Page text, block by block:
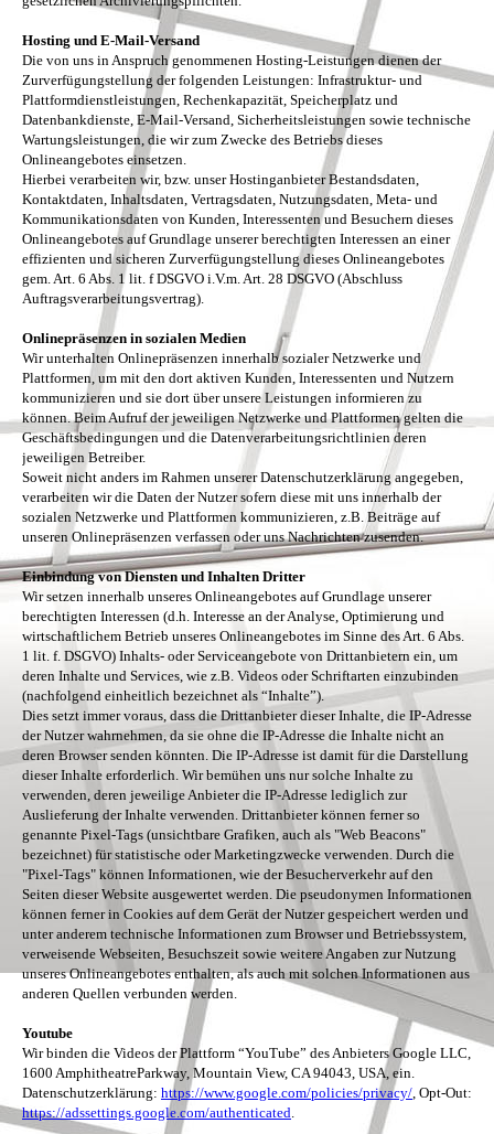
Hosting und E-Mail-Versand
Die von uns in Anspruch genommenen Hosting-Leistungen dienen der
Zurverfügungstellung der folgenden Leistungen: Infrastruktur- und
Plattformdienstleistungen, Rechenkapazität, Speicherplatz und
Datenbankdienste, E-Mail-Versand, Sicherheitsleistungen sowie technische
Wartungsleistungen, die wir zum Zwecke des Betriebs dieses
Onlineangebotes einsetzen.
Hierbei verarbeiten wir, bzw. unser Hostinganbieter Bestandsdaten,
Kontaktdaten, Inhaltsdaten, Vertragsdaten, Nutzungsdaten, Meta- und
Kommunikationsdaten von Kunden, Interessenten und Besuchern dieses
Onlineangebotes auf Grundlage unserer berechtigten Interessen an einer
effizienten und sicheren Zurverfügungstellung dieses Onlineangebotes
gem. Art. 6 Abs. 1 lit. f DSGVO i.V.m. Art. 28 DSGVO (Abschluss
Auftragsverarbeitungsvertrag).
Onlinepräsenzen in sozialen Medien
Wir unterhalten Onlinepräsenzen innerhalb sozialer Netzwerke und
Plattformen, um mit den dort aktiven Kunden, Interessenten und Nutzern
kommunizieren und sie dort über unsere Leistungen informieren zu
können. Beim Aufruf der jeweiligen Netzwerke und Plattformen gelten die
Geschäftsbedingungen und die Datenverarbeitungsrichtlinien deren
jeweiligen Betreiber.
Soweit nicht anders im Rahmen unserer Datenschutzerklärung angegeben,
verarbeiten wir die Daten der Nutzer sofern diese mit uns innerhalb der
sozialen Netzwerke und Plattformen kommunizieren, z.B. Beiträge auf
unseren Onlinepräsenzen verfassen oder uns Nachrichten zusenden.
Einbindung von Diensten und Inhalten Dritter
Wir setzen innerhalb unseres Onlineangebotes auf Grundlage unserer
berechtigten Interessen (d.h. Interesse an der Analyse, Optimierung und
wirtschaftlichem Betrieb unseres Onlineangebotes im Sinne des Art. 6 Abs.
1 lit. f. DSGVO) Inhalts- oder Serviceangebote von Drittanbietern ein, um
deren Inhalte und Services, wie z.B. Videos oder Schriftarten einzubinden
(nachfolgend einheitlich bezeichnet als “Inhalte”).
Dies setzt immer voraus, dass die Drittanbieter dieser Inhalte, die IP-Adresse
der Nutzer wahrnehmen, da sie ohne die IP-Adresse die Inhalte nicht an
deren Browser senden könnten. Die IP-Adresse ist damit für die Darstellung
dieser Inhalte erforderlich. Wir bemühen uns nur solche Inhalte zu
verwenden, deren jeweilige Anbieter die IP-Adresse lediglich zur
Auslieferung der Inhalte verwenden. Drittanbieter können ferner so
genannte Pixel-Tags (unsichtbare Grafiken, auch als "Web Beacons"
bezeichnet) für statistische oder Marketingzwecke verwenden. Durch die
"Pixel-Tags" können Informationen, wie der Besucherverkehr auf den
Seiten dieser Website ausgewertet werden. Die pseudonymen Informationen
können ferner in Cookies auf dem Gerät der Nutzer gespeichert werden und
unter anderem technische Informationen zum Browser und Betriebssystem,
verweisende Webseiten, Besuchszeit sowie weitere Angaben zur Nutzung
unseres Onlineangebotes enthalten, als auch mit solchen Informationen aus
anderen Quellen verbunden werden.
Youtube
Wir binden die Videos der Plattform “YouTube” des Anbieters Google LLC,
1600 AmphitheatreParkway, Mountain View, CA 94043, USA, ein.
Datenschutzerklärung: https://www.google.com/policies/privacy/ , Opt-Out:
https://adssettings.google.com/authenticated